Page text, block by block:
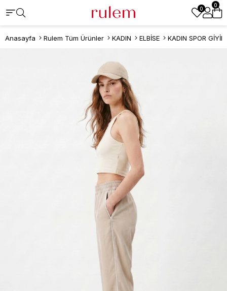
0
0
Anasayfa Rulem Tüm Ürünler KADIN ELBİSE KADIN SPOR GİYİM